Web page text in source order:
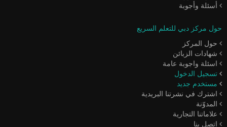
أسئلة وأجوبة
حول مركز دبي للتعلم السريع
حول المركز
شهادات الزبائن
اسئلة واجوبة عامة
تسجيل الدخول
مستخدم جديد
اشترك في نشرتنا البريدية
المدوّنة
علاماتنا التجارية
اتصل بنا